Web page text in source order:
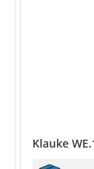
Klauke